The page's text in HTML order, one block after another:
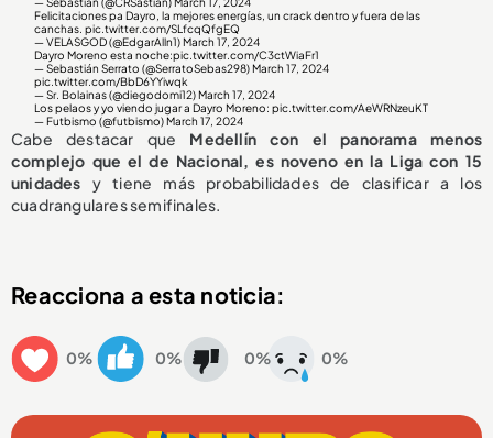
Felicitaciones pa Dayro, la mejores energías, un crack dentro y fuera de las
canchas.pic.twitter.com/SLfcqQfgEQ
— VELASGOD (@EdgarAlln1)March 17, 2024
Dayro Moreno esta noche:pic.twitter.com/C3ctWiaFr1
— Sebastián Serrato (@SerratoSebas298)March 17, 2024
pic.twitter.com/BbD6YYiwqk
— Sr. Bolainas (@diegodomi12)March 17, 2024
Los pelaos y yo viendo jugar a Dayro Moreno:pic.twitter.com/AeWRNzeuKT
— Futbismo (@futbismo)March 17, 2024
Cabe destacar que Medellín con el panorama menos
complejo que el de Nacional, es noveno en la Liga con 15
unidades y tiene más probabilidades de clasificar a los
cuadrangulares semifinales.
Reacciona a esta noticia:
0% 0% 0% 0%